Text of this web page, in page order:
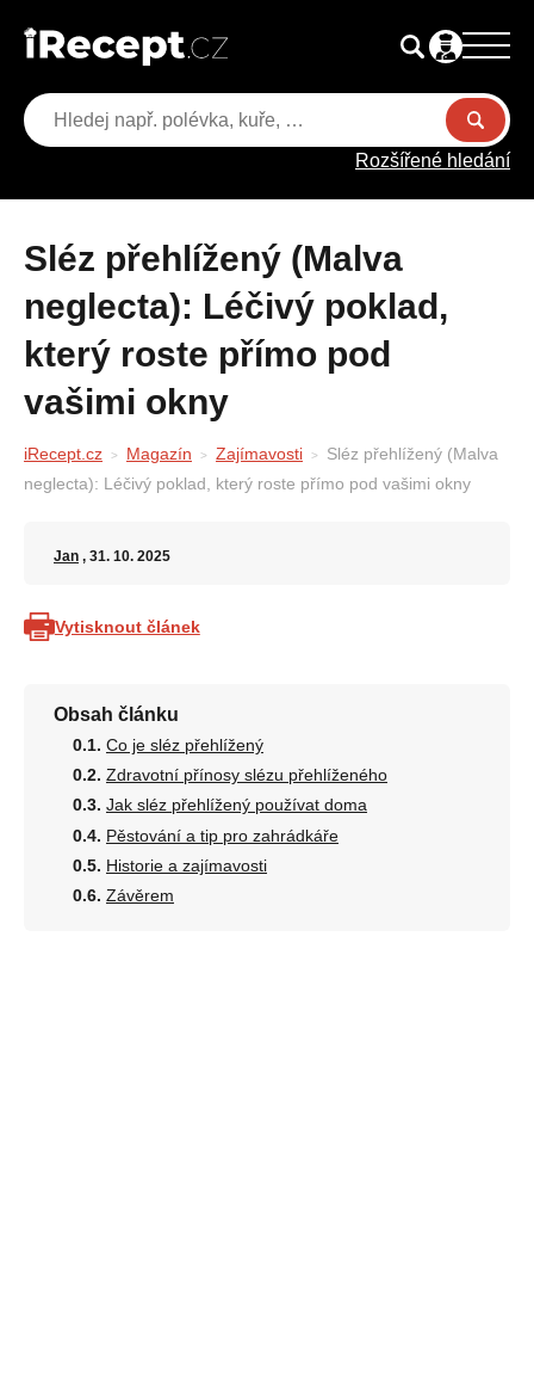
Rozšířené hledání
Sléz přehlížený (Malva
neglecta): Léčivý poklad,
který roste přímo pod
vašimi okny
iRecept.cz Magazín Zajímavosti
Sléz přehlížený (Malva
neglecta): Léčivý poklad, který roste přímo pod vašimi okny
Jan , 31. 10. 2025
Vytisknout článek
Obsah článku
Co je sléz přehlížený
Zdravotní přínosy slézu přehlíženého
Jak sléz přehlížený používat doma
Pěstování a tip pro zahrádkáře
Historie a zajímavosti
Závěrem